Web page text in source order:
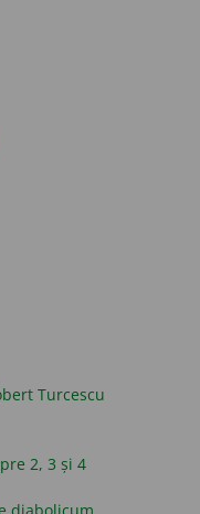
Turcescu
2, 3 și 4